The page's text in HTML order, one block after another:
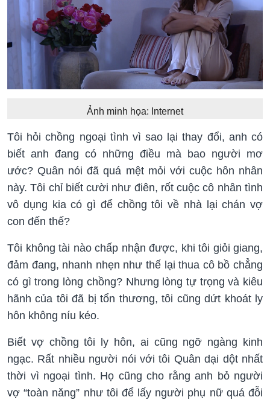
Ảnh minh họa: Internet
Tôi hỏi chồng ngoại tình vì sao lại thay đổi, anh có
biết anh đang có những điều mà bao người mơ
ước? Quân nói đã quá mệt mỏi với cuộc hôn nhân
này. Tôi chỉ biết cười như điên, rốt cuộc cô nhân tình
vô dụng kia có gì để chồng tôi về nhà lại chán vợ
con đến thế?
Tôi không tài nào chấp nhận được, khi tôi giỏi giang,
đảm đang, nhanh nhẹn như thế lại thua cô bồ chẳng
có gì trong lòng chồng? Nhưng lòng tự trọng và kiêu
hãnh của tôi đã bị tổn thương, tôi cũng dứt khoát ly
hôn không níu kéo.
Biết vợ chồng tôi ly hôn, ai cũng ngỡ ngàng kinh
ngạc. Rất nhiều người nói với tôi Quân dại dột nhất
thời vì ngoại tình. Họ cũng cho rằng anh bỏ người
vợ “toàn năng” như tôi để lấy người phụ nữ quá đỗi